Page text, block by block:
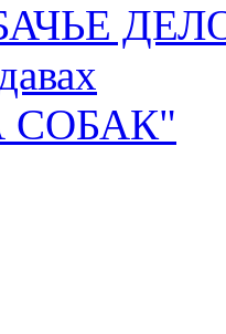
СОБАК"